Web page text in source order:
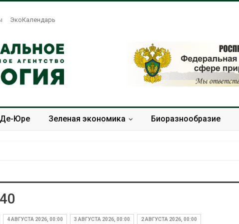
ЭкоКалендарь
Де-Юре Зеленая экономика Биоразнообразие
4 АВГУСТА 2026, 00:00 3 АВГУСТА 2026, 00:00 2 АВГУСТА 2026, 00:00
последствия разлива
химикатов после пожара